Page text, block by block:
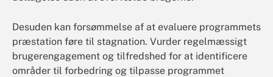
Desuden kan forsømmelse af at evaluere programmets
præstation føre til stagnation. Vurder regelmæssigt
brugerengagement og tilfredshed for at identificere
områder til forbedring og tilpasse programmet